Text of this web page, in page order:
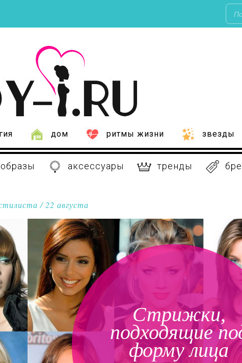
дом ритмы жизни звезды
образы аксессуары тренды
/ 22 августа
Стрижки,
подходящие
форму лица